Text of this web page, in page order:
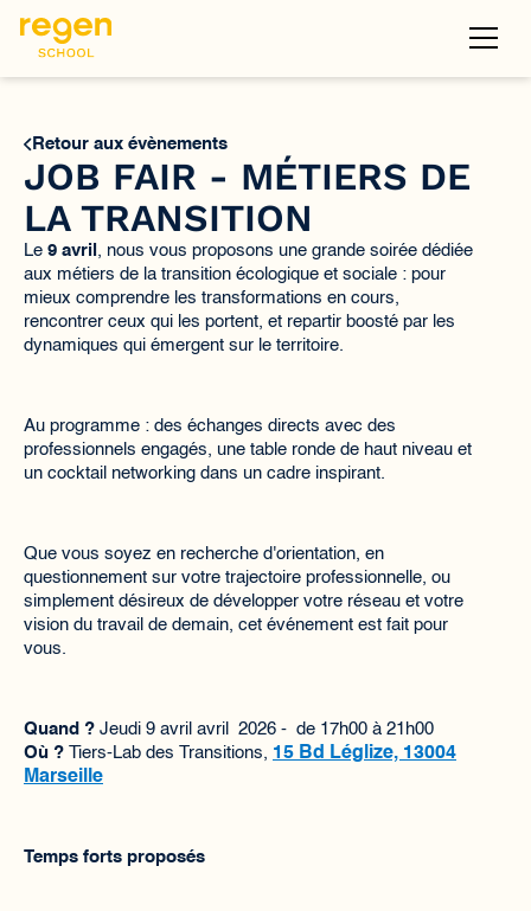
Retour aux évènements
JOB FAIR - MÉTIERS DE
LA TRANSITION
Le 9 avril , nous vous proposons une grande soirée dédiée
aux métiers de la transition écologique et sociale : pour
mieux comprendre les transformations en cours,
rencontrer ceux qui les portent, et repartir boosté par les
dynamiques qui émergent sur le territoire.
​Au programme : des échanges directs avec des
professionnels engagés, une table ronde de haut niveau et
un cocktail networking dans un cadre inspirant.
​Que vous soyez en recherche d'orientation, en
questionnement sur votre trajectoire professionnelle, ou
simplement désireux de développer votre réseau et votre
vision du travail de demain, cet événement est fait pour
vous.
Quand ? Jeudi 9 avril avril 2026 - de 17h00 à 21h00
Où ? Tiers-Lab des Transitions, 15 Bd Léglize, 13004
Marseille
Temps forts proposés